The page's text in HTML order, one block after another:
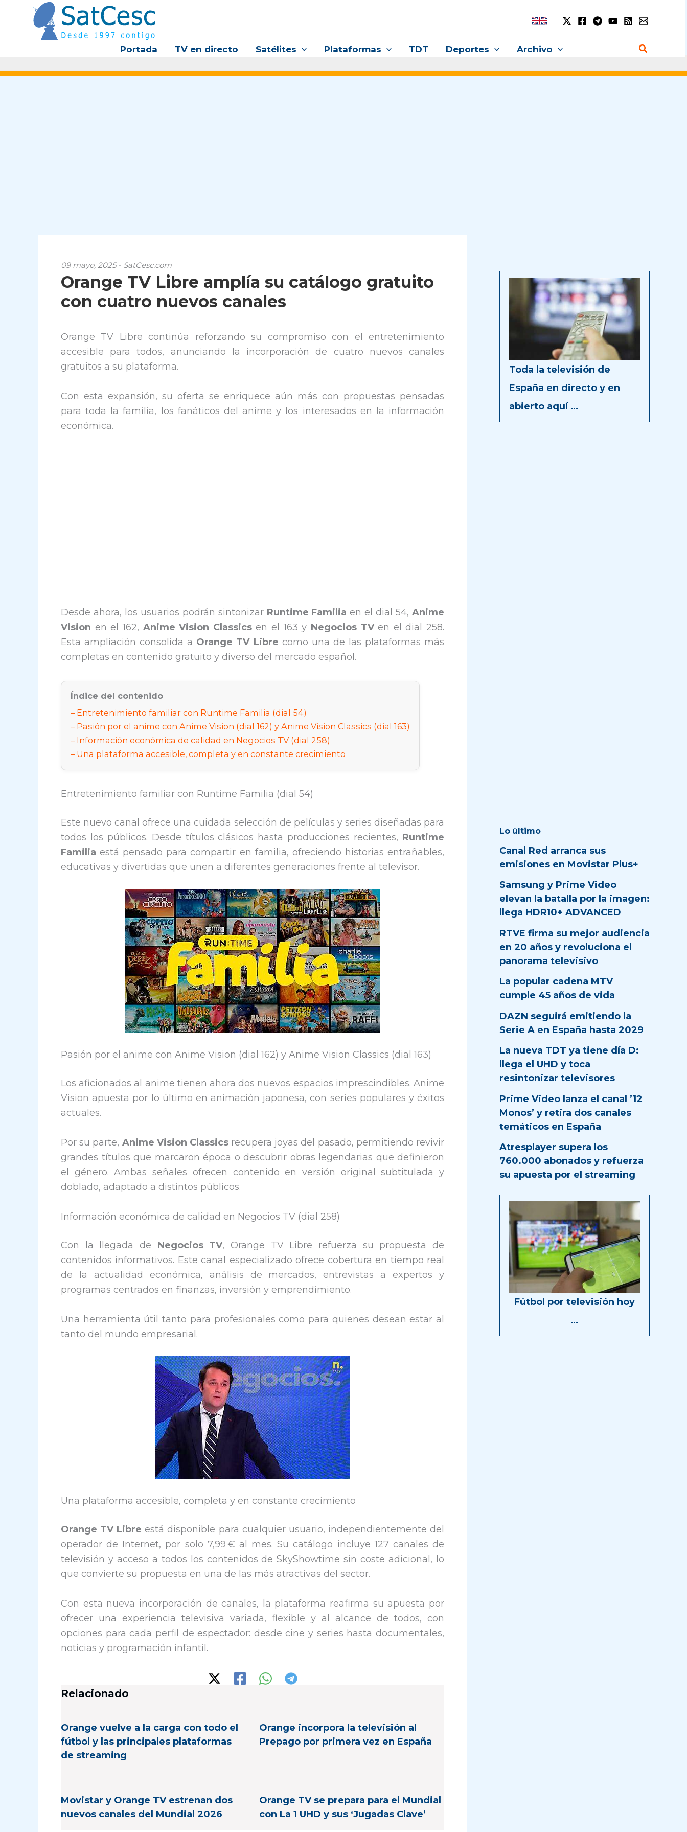
contenido
Portada TV en directo Satélites Plataformas TDT Deportes Archivo Buscar
09 mayo, 2025 - SatCesc.com
Orange TV Libre amplía su catálogo gratuito
con cuatro nuevos canales
Orange TV Libre continúa reforzando su compromiso con el entretenimiento
accesible para todos, anunciando la incorporación de cuatro nuevos canales
gratuitos a su plataforma.
Con esta expansión, su oferta se enriquece aún más con propuestas pensadas
para toda la familia, los fanáticos del anime y los interesados en la información
económica.
Desde ahora, los usuarios podrán sintonizar Runtime Familia en el dial 54,Anime
Vision en el 162, Anime Vision Classicsen el 163 y Negocios TVen el dial 258.
Esta ampliación consolida a Orange TV Libre como una de las plataformas más
completas en contenido gratuito y diverso del mercado español.
Índice del contenido
Entretenimiento familiar con Runtime Familia (dial 54)
Pasión por el anime con Anime Vision (dial 162) y Anime Vision Classics (dial 163)
Información económica de calidad en Negocios TV (dial 258)
Una plataforma accesible, completa y en constante crecimiento
Entretenimiento familiar con Runtime Familia (dial 54)
Este nuevo canal ofrece una cuidada selección de películas y series diseñadas para
todos los públicos. Desde títulos clásicos hasta producciones recientes, Runtime
Familia está pensado para compartir en familia, ofreciendo historias entrañables,
educativas y divertidas que unen a diferentes generaciones frente al televisor.
Pasión por el anime con Anime Vision (dial 162) y Anime Vision Classics (dial 163)
Los aficionados al anime tienen ahora dos nuevos espacios imprescindibles. Anime
Vision apuesta por lo último en animación japonesa, con series populares y éxitos
actuales.
Por su parte, Anime Vision Classicsrecupera joyas del pasado, permitiendo revivir
grandes títulos que marcaron época o descubrir obras legendarias que definieron
el género. Ambas señales ofrecen contenido en versión original subtitulada y
doblado, adaptado a distintos públicos.
Información económica de calidad en Negocios TV (dial 258)
Con la llegada de Negocios TV, Orange TV Libre refuerza su propuesta de
contenidos informativos. Este canal especializado ofrece cobertura en tiempo real
de la actualidad económica, análisis de mercados, entrevistas a expertos y
programas centrados en finanzas, inversión y emprendimiento.
Una herramienta útil tanto para profesionales como para quienes desean estar al
tanto del mundo empresarial.
Una plataforma accesible, completa y en constante crecimiento
Orange TV Libre está disponible para cualquier usuario, independientemente del
operador de Internet, por solo 7,99 € al mes. Su catálogo incluye 127 canales de
televisión y acceso a todos los contenidos de SkyShowtime sin coste adicional, lo
que convierte su propuesta en una de las más atractivas del sector.
Con esta nueva incorporación de canales, la plataforma reafirma su apuesta por
ofrecer una experiencia televisiva variada, flexible y al alcance de todos, con
opciones para cada perfil de espectador: desde cine y series hasta documentales,
noticias y programación infantil.
Relacionado
Orange vuelve a la carga con todo el
fútbol y las principales plataformas
de streaming
Orange incorpora la televisión al
Prepago por primera vez en España
Movistar y Orange TV estrenan dos
nuevos canales del Mundial 2026
Orange TV se prepara para el Mundial
con La 1 UHD y sus ‘Jugadas Clave’
Toda la televisión de
España en directo y en
abierto aquí …
Lo último
Canal Red arranca sus
emisiones en Movistar Plus+
Samsung y Prime Video
elevan la batalla por la imagen:
llega HDR10+ ADVANCED
RTVE firma su mejor audiencia
en 20 años y revoluciona el
panorama televisivo
La popular cadena MTV
cumple 45 años de vida
DAZN seguirá emitiendo la
Serie A en España hasta 2029
La nueva TDT ya tiene día D:
llega el UHD y toca
resintonizar televisores
Prime Video lanza el canal ’12
Monos’ y retira dos canales
temáticos en España
Atresplayer supera los
760.000 abonados y refuerza
su apuesta por el streaming
Fútbol por televisión hoy
…